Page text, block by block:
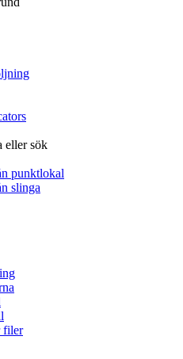
eller sök
punktlokal
slinga
filer